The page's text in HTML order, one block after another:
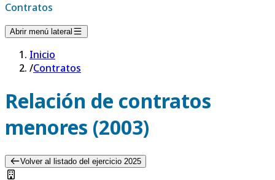
Contratos
Abrir menú lateral
Inicio
/Contratos
Relación de contratos
menores (2003)
Volver al listado del ejercicio 2025